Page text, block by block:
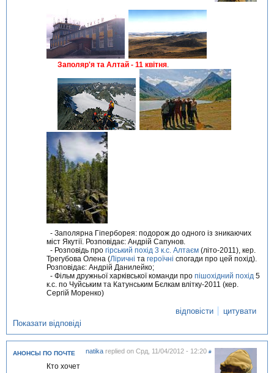
Заполяр'я та Алтай - 11 квітня.
- Заполярна Гіперборея: подорож до одного із зникаючих
міст Якутії. Розповідає: Андрій Сапунов.
- Розповідь про гірський похід 3 к.с. Алтаєм (літо-2011), кер.
Трегубова Олена (Ліричні та героїчні спогади про цей похід).
Розповідає: Андрій Данилейко;
- Фільм дружньої харківської команди про пішохідний похід 5
к.с. по Чуйським та Катунським Бєлкам влітку-2011 (кер.
Сергій Моренко)
відповісти
цитувати
Показати відповіді
АНОНСЫ ПО ПОЧТЕ natikareplied on Срд, 11/04/2012 - 12:20 #
Кто хочет